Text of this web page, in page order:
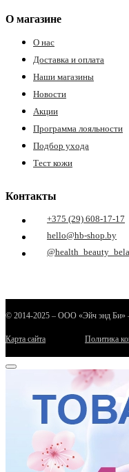
О магазине
О нас
Доставка и оплата
Наши магазины
Новости
Акции
Программа лояльности
Подбор ухода
Тест кожи
Контакты
+375 (29) 608-17-17
hello@hb-shop.by
© 2014-2025 – ООО «Эйч энд Би»
Карта сайта Политика